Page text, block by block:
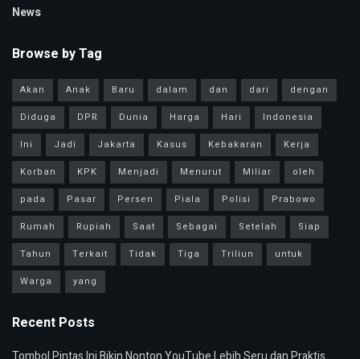
News
Browse by Tag
Akan Anak Baru dalam dan dari
dengan
Diduga
DPR Dunia Harga Hari
Indonesia
Ini
Jadi Jakarta Kasus Kebakaran
Kerja
Korban
KPK Menjadi Menurut Miliar
oleh
pada
Pasar Persen Piala Polisi
Prabowo
Rumah
Rupiah Saat Sebagai Setelah
Siap
Tahun
Terkait Tidak Tiga Triliun
untuk
Warga
yang
Recent Posts